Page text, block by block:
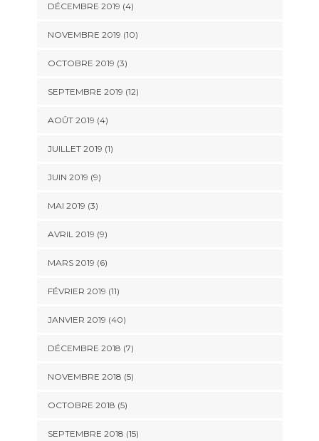
DÉCEMBRE 2019 (4)
NOVEMBRE 2019 (10)
OCTOBRE 2019 (3)
SEPTEMBRE 2019 (12)
AOÛT 2019 (4)
JUILLET 2019 (1)
JUIN 2019 (9)
MAI 2019 (3)
AVRIL 2019 (9)
MARS 2019 (6)
FÉVRIER 2019 (11)
JANVIER 2019 (40)
DÉCEMBRE 2018 (7)
NOVEMBRE 2018 (5)
OCTOBRE 2018 (5)
SEPTEMBRE 2018 (15)